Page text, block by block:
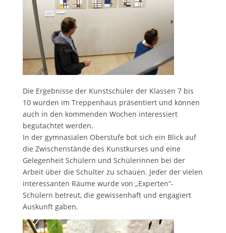
Die Ergebnisse der Kunstschüler der Klassen 7 bis
10 wurden im Treppenhaus präsentiert und können
auch in den kommenden Wochen interessiert
begutachtet werden.
In der gymnasialen Oberstufe bot sich ein Blick auf
die Zwischenstände des Kunstkurses und eine
Gelegenheit Schülern und Schülerinnen bei der
Arbeit über die Schulter zu schauen. Jeder der vielen
interessanten Räume wurde von „Experten“-
Schülern betreut, die gewissenhaft und engagiert
Auskunft gaben.